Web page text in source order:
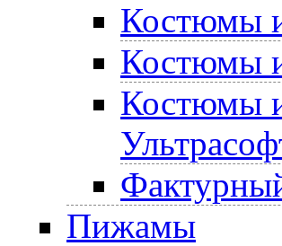
Костюмы
Костюмы
Костюмы
Пижамы